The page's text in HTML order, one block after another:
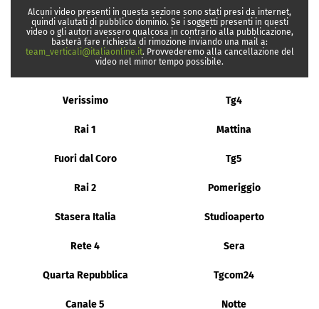
Alcuni video presenti in questa sezione sono stati presi da internet,
quindi valutati di pubblico dominio. Se i soggetti presenti in questi
video o gli autori avessero qualcosa in contrario alla pubblicazione,
basterà fare richiesta di rimozione inviando una mail a:
team_verticali@italiaonline.it. Provvederemo alla cancellazione del
video nel minor tempo possibile.
Verissimo Tg4
Rai 1 Mattina
Fuori dal Coro Tg5
Rai 2 Pomeriggio
Stasera Italia Studioaperto
Rete 4 Sera
Quarta Repubblica Tgcom24
Canale 5 Notte